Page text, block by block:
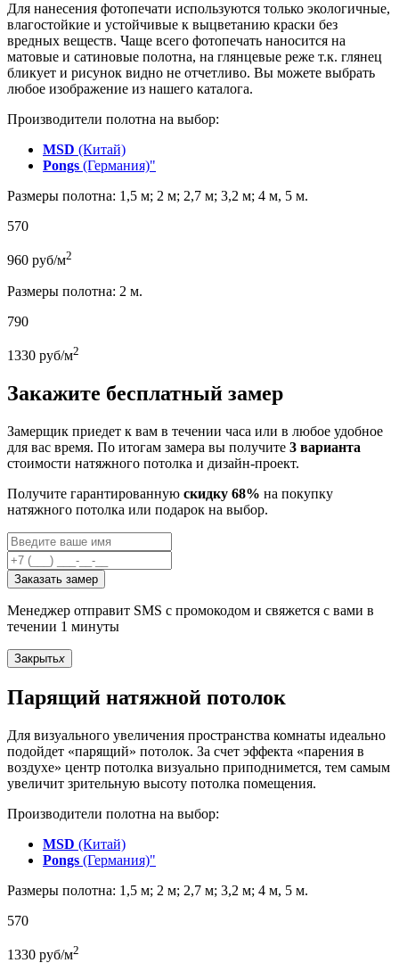
Для нанесения фотопечати используются только экологичные,
влагостойкие и устойчивые к выцветанию краски без
вредных веществ. Чаще всего фотопечать наносится на
матовые и сатиновые полотна, на глянцевые реже т.к. глянец
бликует и рисунок видно не отчетливо. Вы можете выбрать
любое изображение из нашего каталога.
Производители полотна на выбор:
MSD (Китай)
Pongs (Германия)"
Размеры полотна: 1,5 м; 2 м; 2,7 м; 3,2 м; 4 м, 5 м.
570
960 руб/м2
Размеры полотна: 2 м.
790
1330 руб/м2
Закажите бесплатный замер
Замерщик приедет к вам в течении часа или в любое удобное
для вас время. По итогам замера вы получите 3 варианта
стоимости натяжного потолка и дизайн-проект.
Получите гарантированную скидку 68% на покупку
натяжного потолка или подарок на выбор.
Заказать замер
Менеджер отправит SMS с промокодом и свяжется с вами в
течении 1 минуты
Закрытьx
Парящий натяжной потолок
Для визуального увеличения пространства комнаты идеально
подойдет «парящий» потолок. За счет эффекта «парения в
воздухе» центр потолка визуально приподнимется, тем самым
увеличит зрительную высоту потолка помещения.
Производители полотна на выбор:
MSD (Китай)
Pongs (Германия)"
Размеры полотна: 1,5 м; 2 м; 2,7 м; 3,2 м; 4 м, 5 м.
570
1330 руб/м2